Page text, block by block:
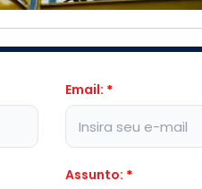
Email: *
Assunto: *